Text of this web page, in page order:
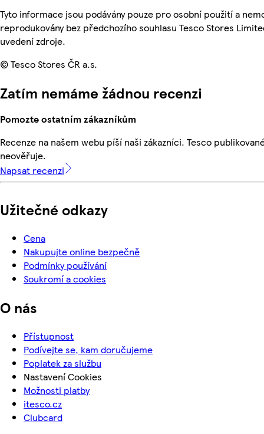
Tyto informace jsou podávány pouze pro osobní použití a
reprodukovány bez předchozího souhlasu Tesco Stores
uvedení zdroje.
© Tesco Stores ČR a.s.
Zatím nemáme žádnou recenzi
Pomozte ostatním zákazníkům
Recenze na našem webu píší naši zákazníci. Tesco
neověřuje.
Napsat recenzi
Užitečné odkazy
Cena
Nakupujte online bezpečně
Podmínky používání
Soukromí a cookies
O nás
Přístupnost
Podívejte se, kam doručujeme
Poplatek za službu
Nastavení Cookies
Možnosti platby
itesco.cz
Clubcard